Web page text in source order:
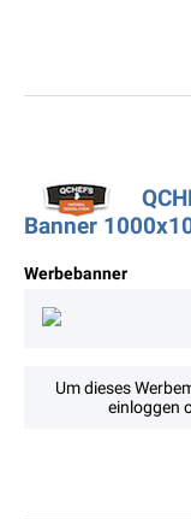
Banner
Werbebanner
Um dieses
einloggen